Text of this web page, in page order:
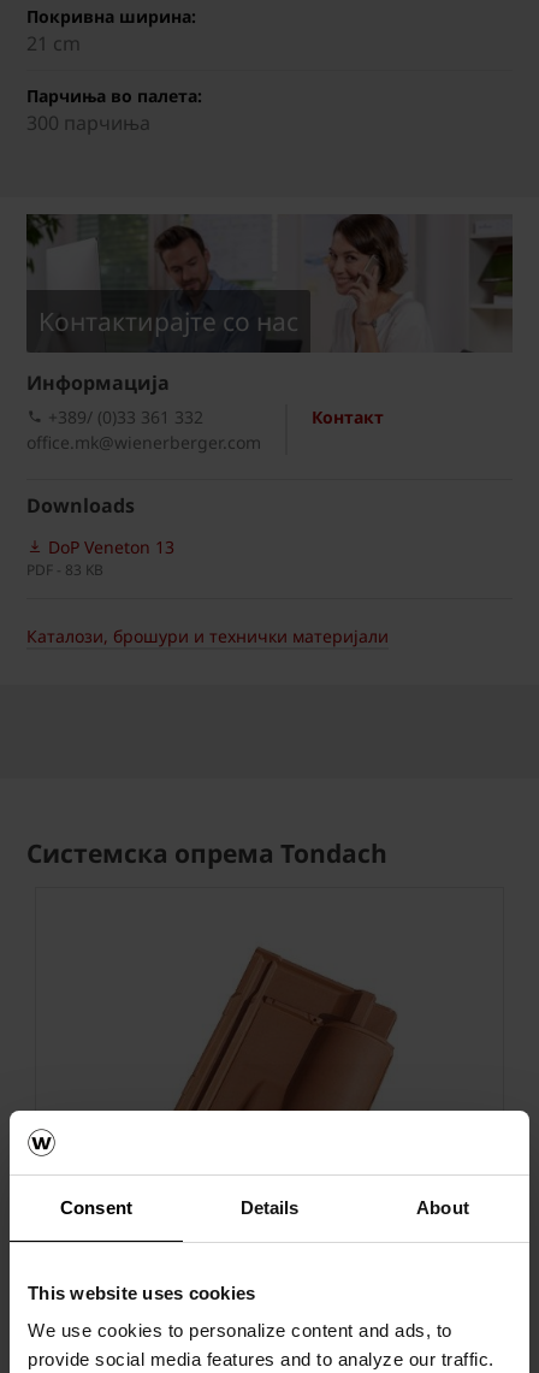
Consent Details About
This website uses cookies
We use cookies to personalize content and ads, to
provide social media features and to analyze our traffic.
Покривна ширина:
21 cm
Парчиња во палета:
300 парчиња
Kонтактирајте со нас
Информациja
Контакт
+389/ (0)33 361 332
office.mk@wienerberger.com
Downloads
DoP Veneton 13
PDF - 83 KB
Каталози, брошури и технички материјали
Системска опрема Tondach
Next